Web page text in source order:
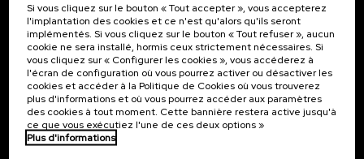
Contact
Palacio Miramar
Paseo de Miraconcha, 48
20007 Donostia / San Sebastián
Gipuzkoa, Spain
Contactez-nous!
Intéressant...
Activités précédentes
Suivez-nous
Si vous cliquez sur le bouton « Tout accepter », vous accepterez
l'implantation des cookies et ce n'est qu'alors qu'ils seront
implémentés. Si vous cliquez sur le bouton « Tout refuser », aucun
cookie ne sera installé, hormis ceux strictement nécessaires. Si
vous cliquez sur « Configurer les cookies », vous accéderez à
l'écran de configuration où vous pourrez activer ou désactiver les
cookies et accéder à la Politique de Cookies où vous trouverez
plus d'informations et où vous pourrez accéder aux paramètres
des cookies à tout moment. Cette bannière restera active jusqu'à
ce que vous exécutiez l'une de ces deux options »
Plus d'informations